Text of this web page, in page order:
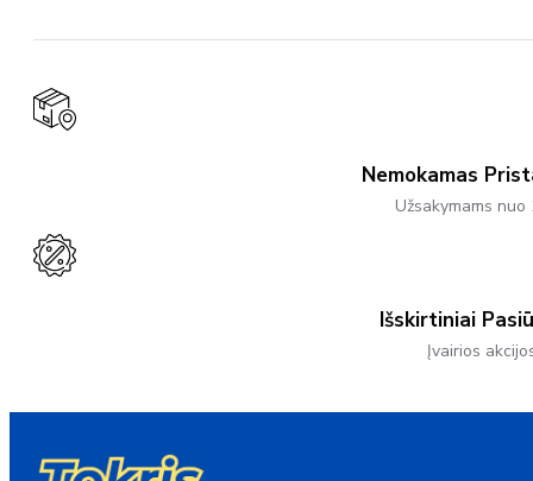
The
Be
Chosen
On
Nemokamas
Užsakymams nuo
Išskirtiniai
Įvairios